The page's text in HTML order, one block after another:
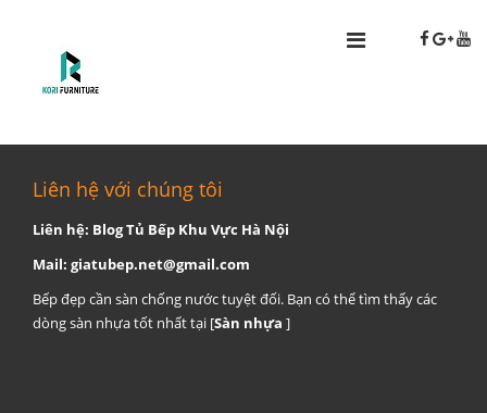
Liên hệ với chúng tôi
Liên hệ: Blog Tủ Bếp Khu Vực Hà Nội
Mail: giatubep.net@gmail.com
Bếp đẹp cần sàn chống nước tuyệt đối. Bạn có thể tìm thấy các
dòng sàn nhựa tốt nhất tại [Sàn nhựa ]